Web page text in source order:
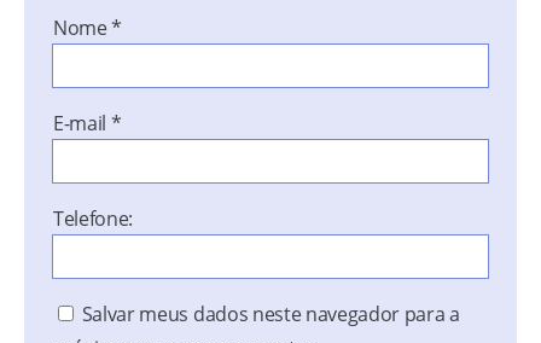
Nome*
E-mail *
Telefone:
Salvar meus dados neste navegador para a